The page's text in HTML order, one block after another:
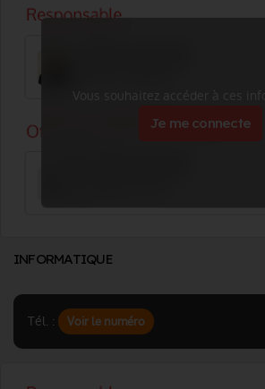
Vous souhaitez accéder à ces
Je me connecte
INFORMATIQUE
Tél. : Voir le numéro